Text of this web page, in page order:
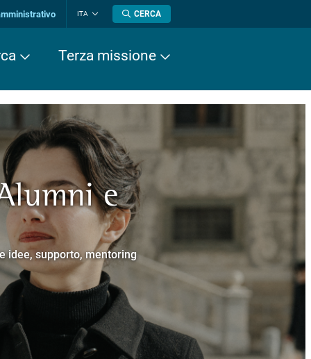
ITA
lingua
CERCA
Terza missione
Superiore.
e
idee, supporto, mentoring
Cavalieri.